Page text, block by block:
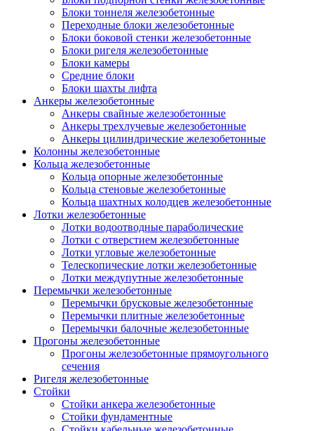
Блоки тоннеля железобетонные
Переходные блоки железобетонные
Блоки боковой стенки железобетонные
Блоки ригеля железобетонные
Блоки камеры
Средние блоки
Блоки шахты лифта
Анкеры железобетонные
Анкеры свайные железобетонные
Анкеры трехлучевые железобетонные
Анкеры цилиндрические железобетонные
Колонны железобетонные
Кольца железобетонные
Кольца опорные железобетонные
Кольца стеновые железобетонные
Кольца шахтных колодцев железобетонные
Лотки железобетонные
Лотки водоотводные параболические
Лотки с отверстием железобетонные
Лотки угловые железобетонные
Телескопические лотки железобетонные
Лотки междупутные железобетонные
Перемычки железобетонные
Перемычки брусковые железобетонные
Перемычки плитные железобетонные
Перемычки балочные железобетонные
Прогоны железобетонные
Прогоны железобетонные прямоугольного
сечения
Ригеля железобетонные
Стойки
Стойки анкера железобетонные
Стойки фундаментные